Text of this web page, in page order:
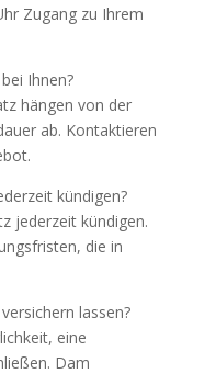
Zugang zu Ihrem
Ihnen?
hängen von der
ab. Kontaktieren
kündigen?
jederzeit kündigen.
die in
lassen?
eine
Dam